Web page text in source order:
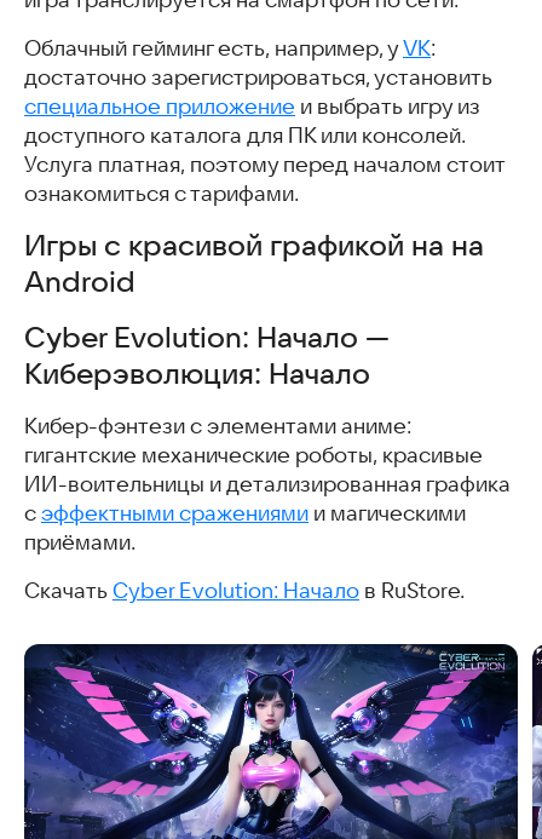
Облачный гейминг есть, например, уVK:
достаточно зарегистрироваться, установить
специальное приложение и выбрать игру из
доступного каталога для ПК или консолей.
Услуга платная, поэтому перед началом стоит
ознакомиться с тарифами.
Игры с красивой графикой на на
Android
Cyber Evolution: Начало —
Киберэволюция: Начало
Кибер-фэнтези с элементами аниме:
гигантские механические роботы, красивые
ИИ-воительницы и детализированная графика
с эффектными сражениями и магическими
приёмами.
Скачать Cyber Evolution: Начало в RuStore.